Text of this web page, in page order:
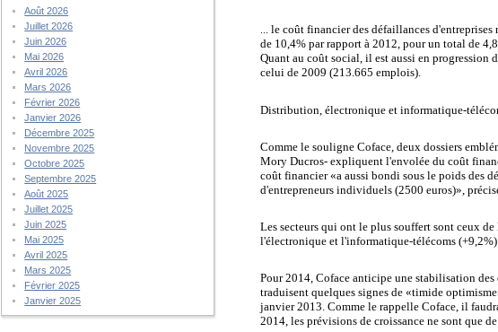
Août 2026
Juillet 2026
Juin 2026
Mai 2026
Avril 2026
Mars 2026
Février 2026
Janvier 2026
Décembre 2025
Novembre 2025
Octobre 2025
Septembre 2025
Août 2025
Juillet 2025
Juin 2025
Mai 2025
Avril 2025
Mars 2025
Février 2025
Janvier 2025
...le coût financier des défaillances d'entreprises
de 10,4% par rapport à 2012, pour un total de
Quant au coût social, il est aussi en progression
celui de 2009 (213.665 emplois).
Distribution, électronique et informatique-
Comme le souligne Coface, deux dossiers
Mory Ducros- expliquent l'envolée du coût
coût financier «a aussi bondi sous le poids des
d'entrepreneurs individuels (2500 euros)»,
Les secteurs qui ont le plus souffert sont ceux
l'électronique et l'informatique-télécoms
Pour 2014, Coface anticipe une stabilisation des
traduisent quelques signes de «timide
janvier 2013. Comme le rappelle Coface, il
2014, les prévisions de croissance ne sont que